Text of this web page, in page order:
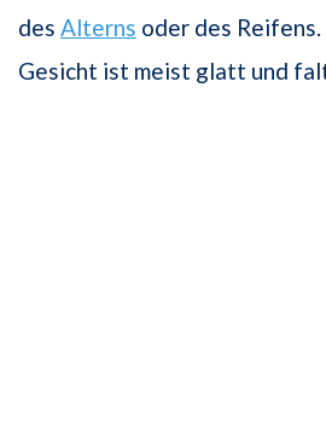
des Alterns oder des
Gesicht ist meist glatt und